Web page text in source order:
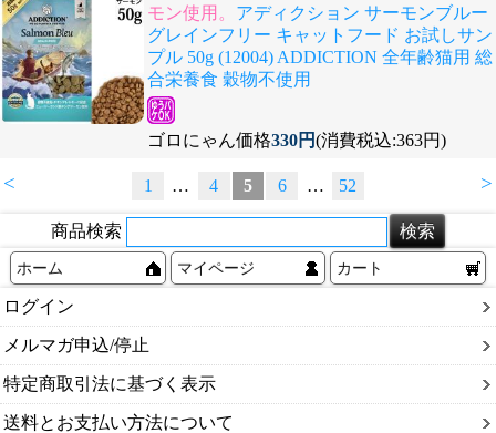
モン使用。 アディクション サーモンブルー
グレインフリー キャットフード お試しサン
プル 50g (12004) ADDICTION 全年齢猫用 総
合栄養食 穀物不使用
ゴロにゃん価格330円(消費税込:363円)
< >
1 … 4 5 6 … 52
商品検索
ホーム マイページ カート
ログイン
メルマガ申込/停止
特定商取引法に基づく表示
送料とお支払い方法について